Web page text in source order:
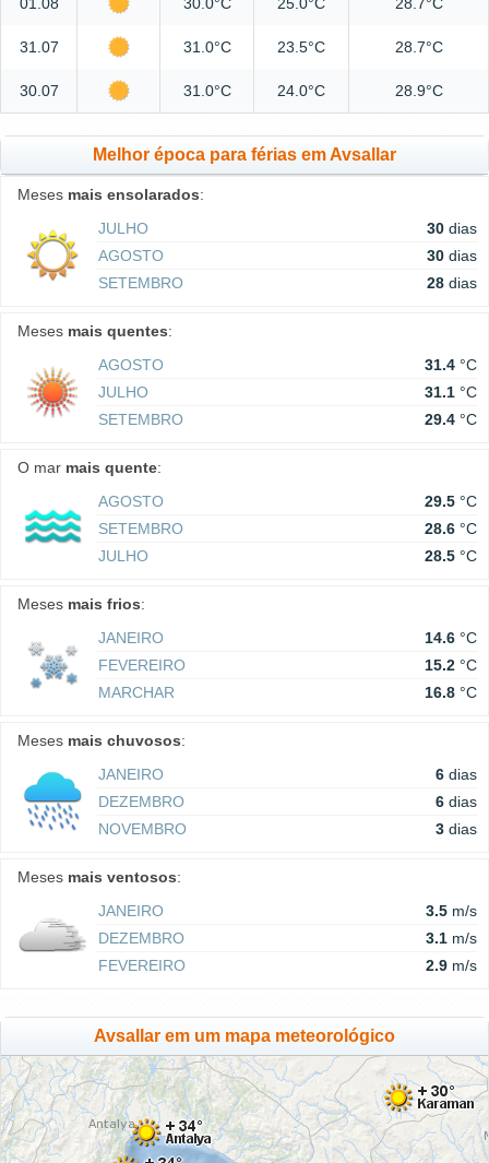
01.08 30.0°C 25.0°C 28.7°C
31.07 31.0°C 23.5°C 28.7°C
30.07 31.0°C 24.0°C 28.9°C
Melhor época para férias em Avsallar
Meses mais ensolarados:
JULHO
30 dias
AGOSTO
30 dias
SETEMBRO
28 dias
Meses mais quentes:
AGOSTO
31.4 °C
JULHO
31.1 °C
SETEMBRO
29.4 °C
O mar mais quente:
AGOSTO
29.5 °C
SETEMBRO
28.6 °C
JULHO
28.5 °C
Meses mais frios:
JANEIRO
14.6 °C
FEVEREIRO
15.2 °C
MARCHAR
16.8 °C
Meses mais chuvosos:
JANEIRO
6 dias
DEZEMBRO
6 dias
NOVEMBRO
3 dias
Meses mais ventosos:
JANEIRO
3.5 m/s
DEZEMBRO
3.1 m/s
FEVEREIRO
2.9 m/s
Avsallar em um mapa meteorológico